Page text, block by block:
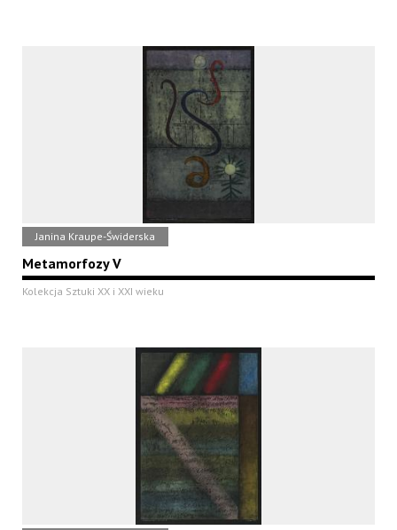
Janina Kraupe-Świderska
Metamorfozy V
Kolekcja Sztuki XX i XXI wieku